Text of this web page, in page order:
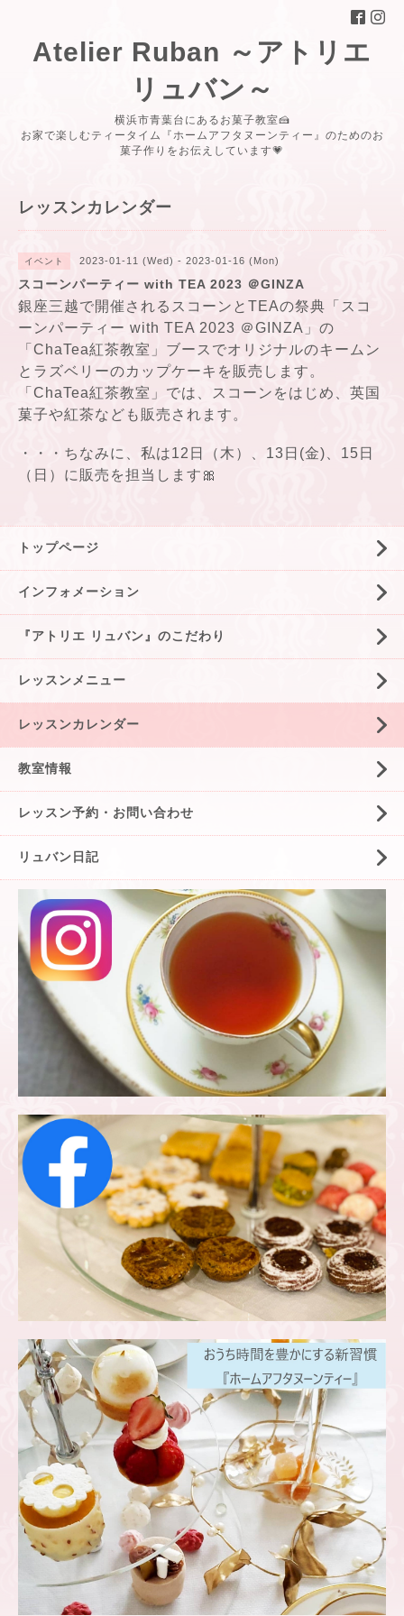
Atelier Ruban ～アトリエ
リュバン～
横浜市青葉台にあるお菓子教室🍰
お家で楽しむティータイム『ホームアフタヌーンティー』のためのお
菓子作りをお伝えしています💗
レッスンカレンダー
イベント 2023-01-11 (Wed) - 2023-01-16 (Mon)
スコーンパーティー with TEA 2023 ＠GINZA
銀座三越で開催されるスコーンとTEAの祭典「 スコ
ーンパーティー with TEA 2023 ＠GINZA 」の
「ChaTea紅茶教室」ブースでオリジナルのキームン
とラズベリーのカップケーキを販売します。
「ChaTea紅茶教室」では、スコーンをはじめ、英国
菓子や紅茶なども販売されます。
・・・ちなみに、私は12日（木）、13日(金)、15日
（日）に販売を担当します🎀
トップページ
インフォメーション
『アトリエ リュバン』のこだわり
レッスンメニュー
レッスンカレンダー
教室情報
レッスン予約・お問い合わせ
リュバン日記